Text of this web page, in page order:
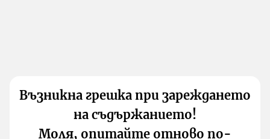
Възникна грешка при зареждането
на съдържанието!
Моля, опитайте отново по-